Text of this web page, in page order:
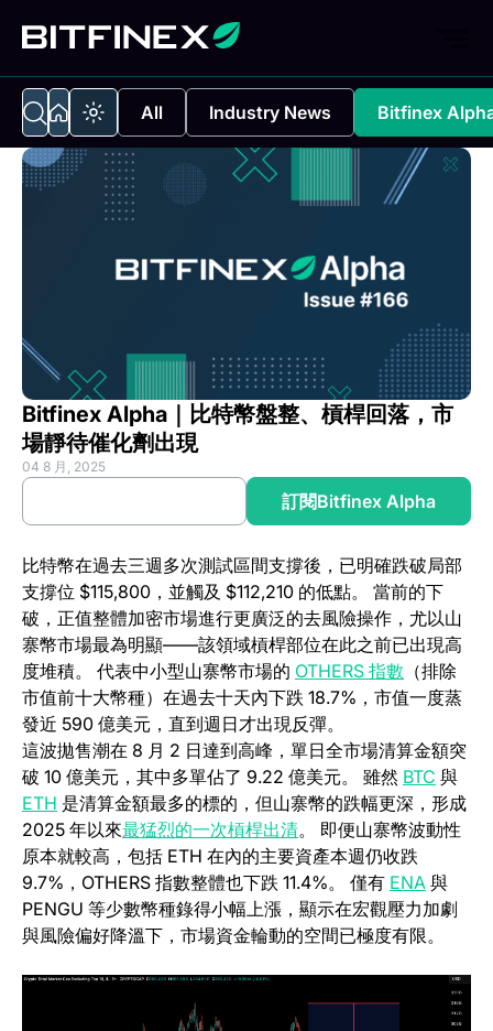
All Industry News Bitfinex
Bitfinex Alpha｜比特幣盤整、槓桿回落，市
場靜待催化劑出現
04 8 月, 2025
(opens in a new tab)訂閱Bitfinex Alpha
比特幣在過去三週多次測試區間支撐後，已明確跌破局部
支撐位 $115,800，並觸及 $112,210 的低點。 當前的下
破，正值整體加密市場進行更廣泛的去風險操作，尤以山
寨幣市場最為明顯——該領域槓桿部位在此之前已出現高
度堆積。 代表中小型山寨幣市場的 OTHERS 指數 （排除
市值前十大幣種）在過去十天內下跌 18.7%，市值一度蒸
發近 590 億美元，直到週日才出現反彈。
這波拋售潮在 8 月 2 日達到高峰，單日全市場清算金額突
破 10 億美元，其中多單佔了 9.22 億美元。 雖然 BTC 與
ETH (opens in a new tab)
是清算金額最多的標的，但山寨幣的跌幅更深，形成
2025 年以來最猛烈的一次槓桿出清。 即便山寨幣波動性
原本就較高，包括 ETH 在內的主要資產本週仍收跌
9.7%，OTHERS 指數整體也下跌 11.4%。 僅有 ENA (opens
與
PENGU 等少數幣種錄得小幅上漲，顯示在宏觀壓力加劇
與風險偏好降溫下，市場資金輪動的空間已極度有限。